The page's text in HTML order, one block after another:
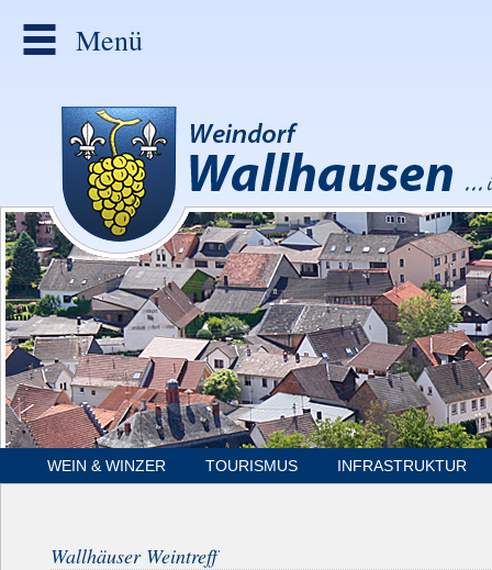
Menü
WEIN & WINZER TOURISMUS INFRASTRUKTUR
Wallhäuser Weintreff